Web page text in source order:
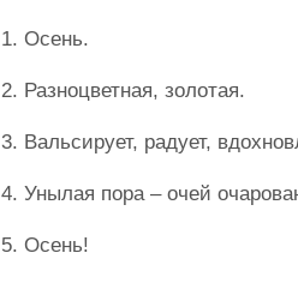
1. Осень.
2. Разноцветная, золотая.
3. Вальсирует, радует,
4. Унылая пора – очей
5. Осень!